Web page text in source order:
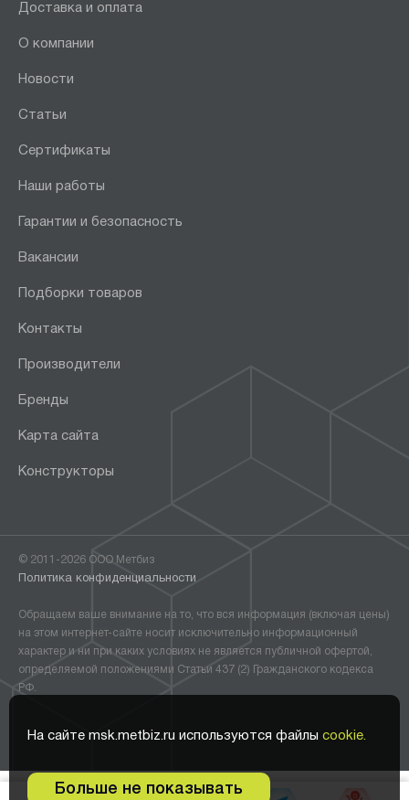
0
На сайте msk.metbiz.ru используются файлы cookie.
Больше не показывать
Доставка и оплата
О компании
Новости
Статьи
Сертификаты
Наши работы
Гарантии и безопасность
Вакансии
Подборки товаров
Контакты
Производители
Бренды
Карта сайта
Конструкторы
© 2011-2026 ООО Метбиз
Политика конфиденциальности
Обращаем ваше внимание на то, что вся информация (включая цены)
на этом интернет-сайте носит исключительно информационный
характер и ни при каких условиях не является публичной офертой,
определяемой положениями Статьи 437 (2) Гражданского кодекса
РФ.